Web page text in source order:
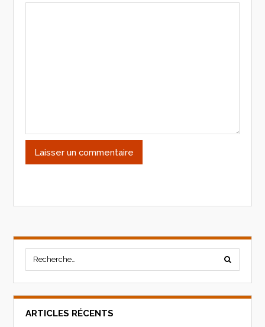
ARTICLES RÉCENTS